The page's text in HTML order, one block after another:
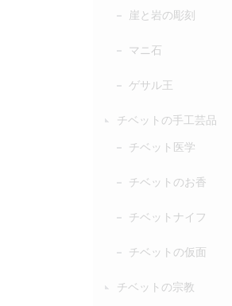
崖と岩の彫刻
マニ石
ゲサル王
チベットの手工芸品
チベット医学
チベットのお香
チベットナイフ
チベットの仮面
チベットの宗教